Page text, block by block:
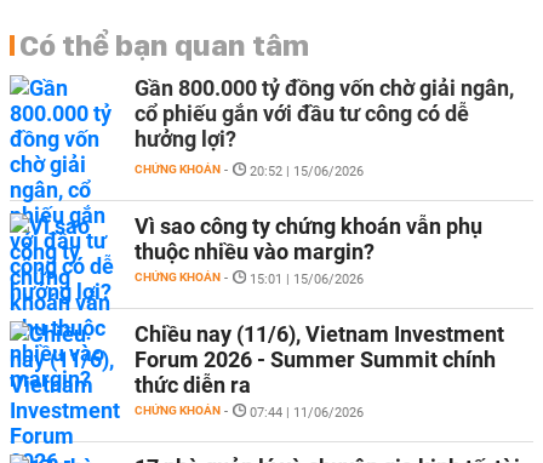
Có thể bạn quan tâm
Gần 800.000 tỷ đồng vốn chờ giải ngân,
cổ phiếu gắn với đầu tư công có dễ
hưởng lợi?
CHỨNG KHOÁN - 20:52 | 15/06/2026
Vì sao công ty chứng khoán vẫn phụ
thuộc nhiều vào margin?
CHỨNG KHOÁN - 15:01 | 15/06/2026
Chiều nay (11/6), Vietnam Investment
Forum 2026 - Summer Summit chính
thức diễn ra
CHỨNG KHOÁN - 07:44 | 11/06/2026